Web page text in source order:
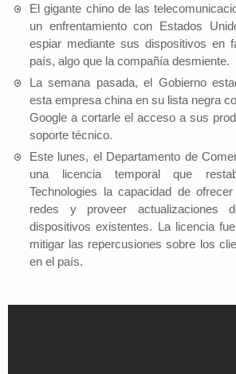
El gigante chino de las
un enfrentamiento con Estados
espiar mediante sus dispositivos en
país, algo que la compañía desmiente.
La semana pasada, el Gobierno
esta empresa china en su lista negra
Google a cortarle el acceso a sus
soporte técnico.
Este lunes, el Departamento de
una licencia temporal que
Technologies la capacidad de
redes y proveer actualizaciones
dispositivos existentes. La licencia
mitigar las repercusiones sobre los
en el país.